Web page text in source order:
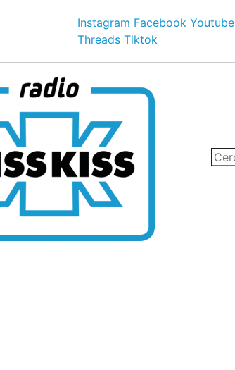
Instagram Facebook Youtube
Threads Tiktok